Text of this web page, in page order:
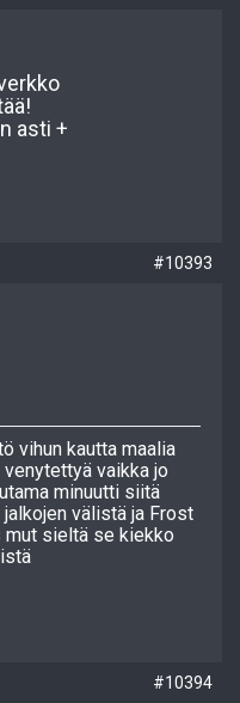
asti +
#10393
vihun kautta maalia
vaikka jo
minuutti siitä
välistä ja Frost
mut sieltä se kiekko
#10394